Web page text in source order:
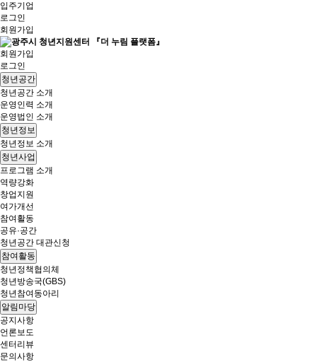
입주기업
로그인
회원가입
회원가입
로그인
청년공간
청년공간 소개
운영인력 소개
운영법인 소개
청년정보
청년정보 소개
청년사업
프로그램 소개
역량강화
창업지원
여가개선
참여활동
공유·공간
청년공간 대관신청
참여활동
청년정책협의체
청년방송국(GBS)
청년참여동아리
알림마당
공지사항
언론보도
센터리뷰
문의사항